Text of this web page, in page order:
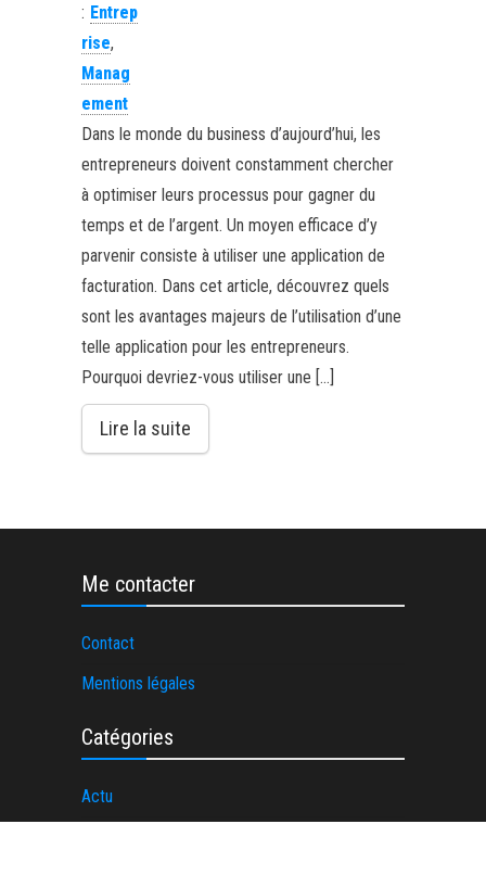
: Entrep
rise,
Manag
ement
Dans le monde du business d’aujourd’hui, les
entrepreneurs doivent constamment chercher
à optimiser leurs processus pour gagner du
temps et de l’argent. Un moyen efficace d’y
parvenir consiste à utiliser une application de
facturation. Dans cet article, découvrez quels
sont les avantages majeurs de l’utilisation d’une
telle application pour les entrepreneurs.
Pourquoi devriez-vous utiliser une […]
Lire la suite
Me contacter
Contact
Mentions légales
Catégories
Actu